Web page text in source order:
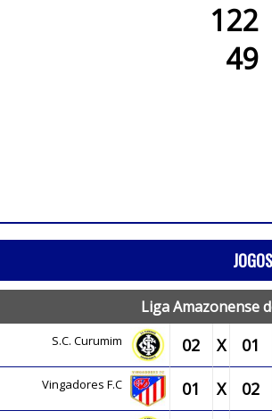
122
49
Liga Amazonense
S.C. Curumim 02 X 01
Vingadores F.C 01 X 02